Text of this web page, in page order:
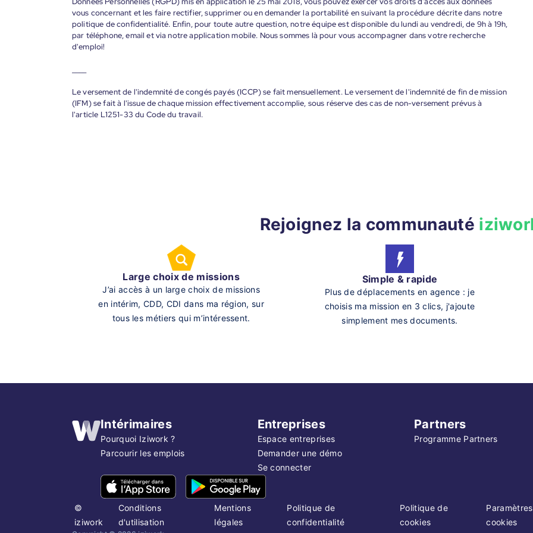
vous concernant et les faire rectifier, supprimer ou en demander la portabilité en suivant la procédure décrite dans notre
politique de confidentialité. Enfin, pour toute autre question, notre équipe est disponible du lundi au vendredi, de 9h à 19h,
par téléphone, email et via notre application mobile. Nous sommes là pour vous accompagner dans votre recherche
d'emploi!
Le versement de l'indemnité de congés payés (ICCP) se fait mensuellement. Le versement de l'indemnité de fin de mission
(IFM) se fait à l'issue de chaque mission effectivement accomplie, sous réserve des cas de non-versement prévus à
l'article L1251-33 du Code du travail.
Rejoignez la communauté
Large choix de missions
J’ai accès à un large choix de missions
en intérim, CDD, CDI dans ma région, sur
tous les métiers qui m’intéressent.
Simple & rapide
Plus de déplacements en agence : je
choisis ma mission en 3 clics, j'ajoute
simplement mes documents.
Intérimaires
Pourquoi Iziwork ?
Parcourir les emplois
Entreprises
Espace entreprises
Demander une démo
Se connecter
Partners
Programme Partners
©
iziwork
Conditions
d'utilisation
Mentions
légales
Politique de
confidentialité
Politique de
cookies
cookies